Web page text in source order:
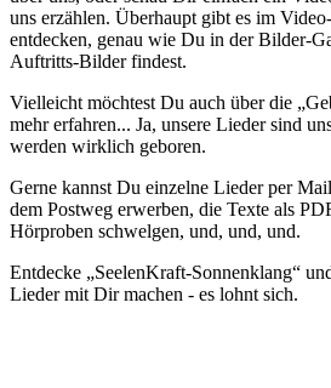
uns erzählen. Überhaupt gibt es im
entdecken, genau wie Du in der Bilder-
Auftritts-Bilder findest.
Vielleicht möchtest Du auch über die
mehr erfahren... Ja, unsere Lieder sind
werden wirklich geboren.
Gerne kannst Du einzelne Lieder per
dem Postweg erwerben, die Texte als
Hörproben schwelgen, und, und, und.
Entdecke „SeelenKraft-Sonnenklang“
Lieder mit Dir machen - es lohnt sich.